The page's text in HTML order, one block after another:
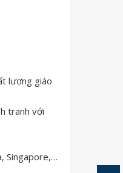
lượng giáo
tranh với
Singapore,…